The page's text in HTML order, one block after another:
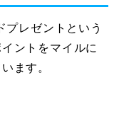
プレゼントという
ントをマイルに
ます。